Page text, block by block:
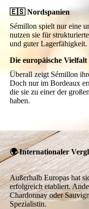
🇪🇸 Nordspanien
Sémillon spielt nur eine
nutzen sie für
und guter Lagerfähigkeit.
Die europäische Vielfalt
Überall zeigt Sémillon
Doch nur im Bordeaux
die sie zu einer der
haben.
🌍 Internationaler
Außerhalb Europas hat
erfolgreich etabliert.
Chardonnay oder
Spezialistin.